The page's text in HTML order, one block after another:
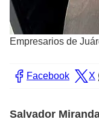
Empresarios de
Facebook X
Salvador